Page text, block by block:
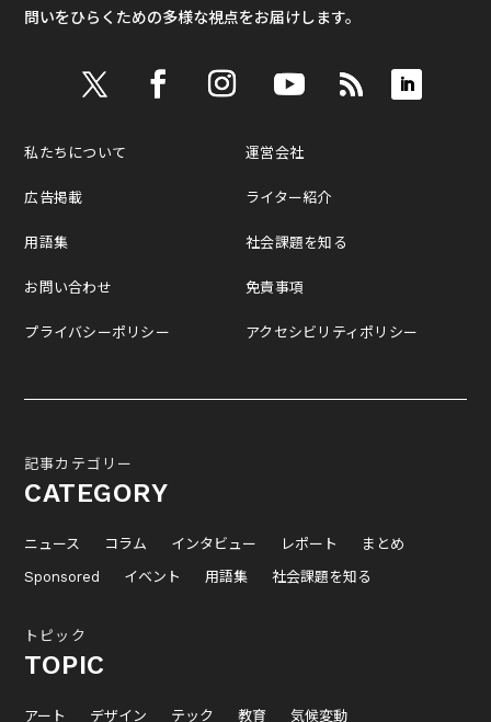
問いをひらくための多様な視点をお届けします。
私たちについて
広告掲載
用語集
お問い合わせ
プライバシーポリシー
運営会社
ライター紹介
社会課題を知る
免責事項
アクセシビリティポリシー
記事カテゴリー
CATEGORY
ニュース コラム インタビュー レポート
まとめ
Sponsored
イベント 用語集 社会課題を知る
トピック
TOPIC
アート デザイン テック 教育 気候変動